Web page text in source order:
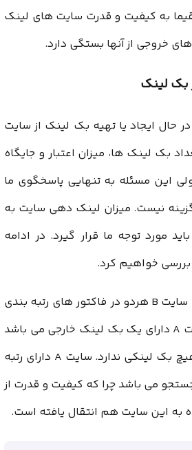
به کیفیت و قدرت سایت های لینک
خروجی از آنها بستگی دارد.
بک لینک
حال ایجاد یا تهیه بک لینک از سایت
بک لینک ها، میزان اعتبار و جایگاه
این مسئله به تنهایی پاسخگوی ما
نیست. میزان لینک دهی سایت به
مورد توجه ما قرار گیرد. در ادامه
خواهیم کرد.
فرض کنید سایت A و سایت B هردو در فاکتور های رتبه بندی
یکسان هستند و سایت A دارای یک بک لینک خارجی می باشد
سایت A دارای رتبه
می باشد چرا که کیفیت و قدرت از
این سایت هم انتقال یافته است.